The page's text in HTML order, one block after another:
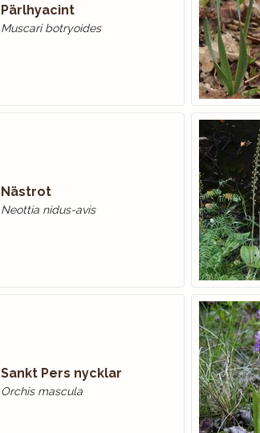
Pärlhyacint
Muscari botryoides
Nästrot
Neottia nidus-avis
Sankt Pers nycklar
Orchis mascula